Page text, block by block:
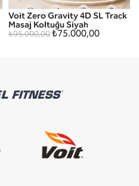
Voit Zero Gravity 4D SL Track
Masaj Koltuğu Siyah
₺95.000,00₺75.000,00